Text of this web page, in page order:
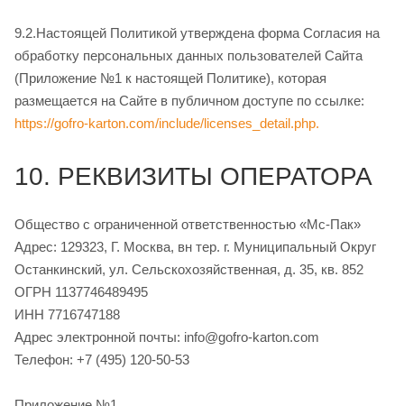
9.2.Настоящей Политикой утверждена форма Согласия на
обработку персональных данных пользователей Сайта
(Приложение №1 к настоящей Политике), которая
размещается на Сайте в публичном доступе по ссылке:
https://gofro-karton.com/include/licenses_detail.php.
10. РЕКВИЗИТЫ ОПЕРАТОРА
Общество с ограниченной ответственностью «Мс-Пак»
Адрес: 129323, Г. Москва, вн тер. г. Муниципальный Округ
Останкинский, ул. Сельскохозяйственная, д. 35, кв. 852
ОГРН 1137746489495
ИНН 7716747188
Адрес электронной почты: info@gofro-karton.com
Телефон: +7 (495) 120-50-53